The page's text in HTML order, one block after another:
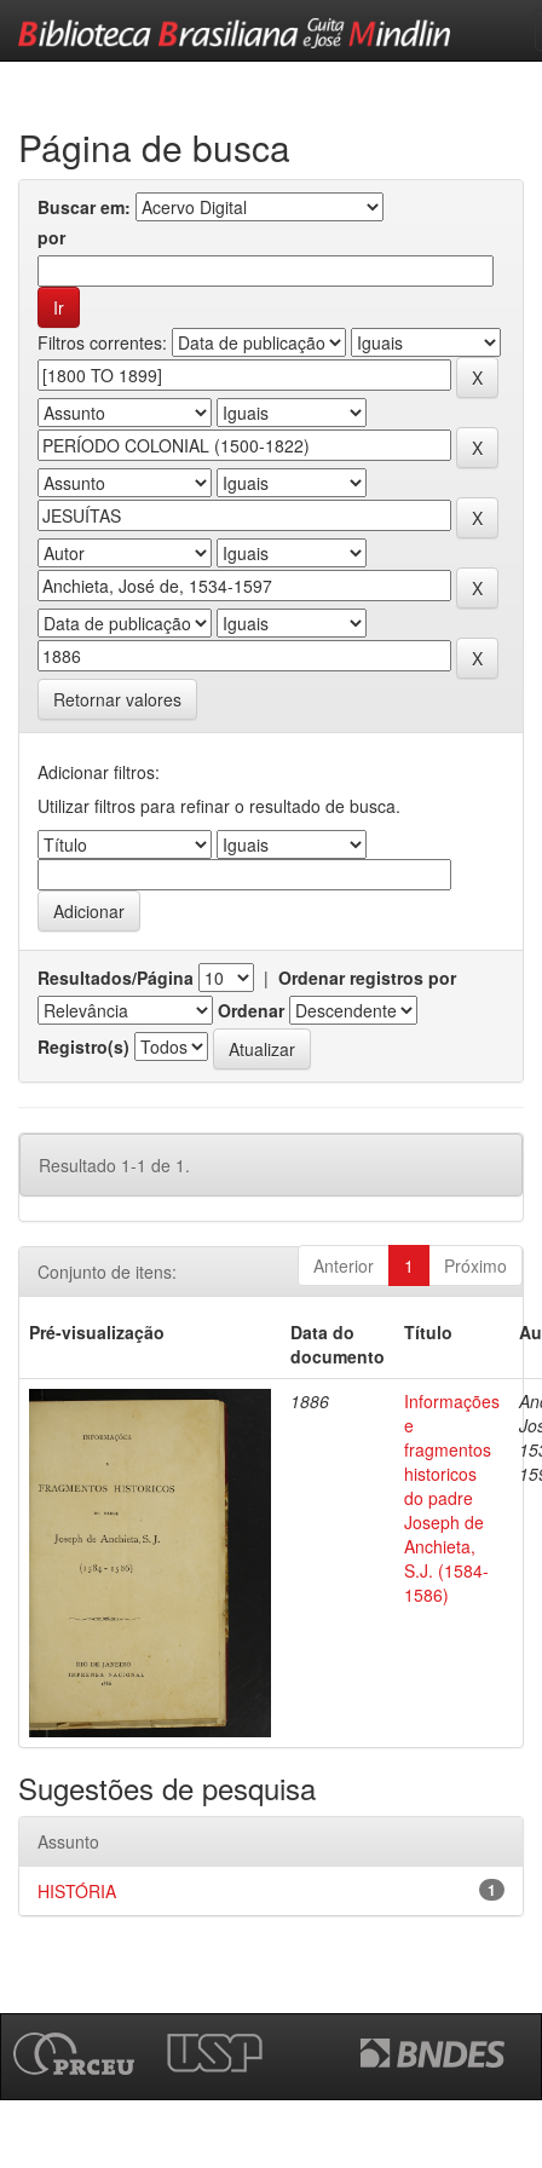
Página de busca
Buscar em:
por
Filtros correntes:
Retornar valores
Adicionar filtros:
Utilizar filtros para refinar o resultado de busca.
Resultados/Página | Ordenar registros por
Ordenar
Registro(s)
Resultado 1-1 de 1.
Anterior 1 Próximo
Conjunto de itens:
Pré-visualização
Data do
documento
Título
1886
Informações
e
fragmentos
historicos
do padre
Joseph de
Anchieta,
S.J. (1584-
1586)
Sugestões de pesquisa
Assunto
1
HISTÓRIA